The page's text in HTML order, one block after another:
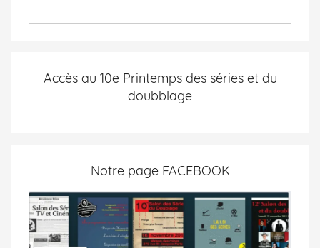
Accès au 10e Printemps des séries et du
doubblage
Notre page FACEBOOK